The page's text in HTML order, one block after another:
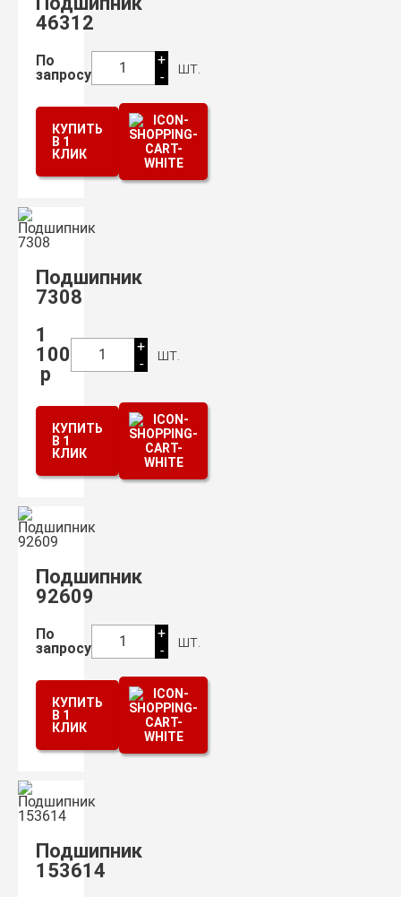
46312
По
запросу
1
+
-
шт.
КУПИТЬ
В 1
КЛИК
Подшипник
7308
1
100
р
1
+
-
шт.
КУПИТЬ
В 1
КЛИК
Подшипник
92609
По
запросу
1
+
-
шт.
КУПИТЬ
В 1
КЛИК
Подшипник
153614